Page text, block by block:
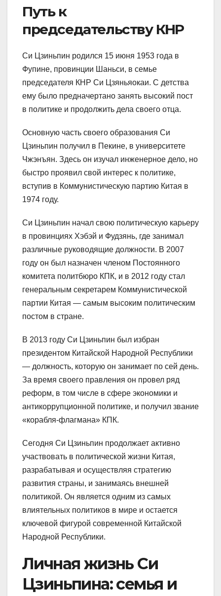
Путь к
председательству КНР
Си Цзиньпин родился 15 июня 1953 года в
Фупине, провинции Шаньси, в семье
председателя КНР Си Цзяньяокаи. С детства
ему было предначертано занять высокий пост
в политике и продолжить дела своего отца.
Основную часть своего образования Си
Цзиньпин получил в Пекине, в университете
Чжэнъян. Здесь он изучал инженерное дело, но
быстро проявил свой интерес к политике,
вступив в Коммунистическую партию Китая в
1974 году.
Си Цзиньпин начал свою политическую карьеру
в провинциях Хэбэй и Фудзянь, где занимал
различные руководящие должности. В 2007
году он был назначен членом Постоянного
комитета политбюро КПК, и в 2012 году стал
генеральным секретарем Коммунистической
партии Китая — самым высоким политическим
постом в стране.
В 2013 году Си Цзиньпин был избран
президентом Китайской Народной Республики
— должность, которую он занимает по сей день.
За время своего правления он провел ряд
реформ, в том числе в сфере экономики и
антикоррупционной политике, и получил звание
«корабля-флагмана» КПК.
Сегодня Си Цзиньпин продолжает активно
участвовать в политической жизни Китая,
разрабатывая и осуществляя стратегию
развития страны, и занимаясь внешней
политикой. Он является одним из самых
влиятельных политиков в мире и остается
ключевой фигурой современной Китайской
Народной Республики.
Личная жизнь Си
Цзиньпина: семья и